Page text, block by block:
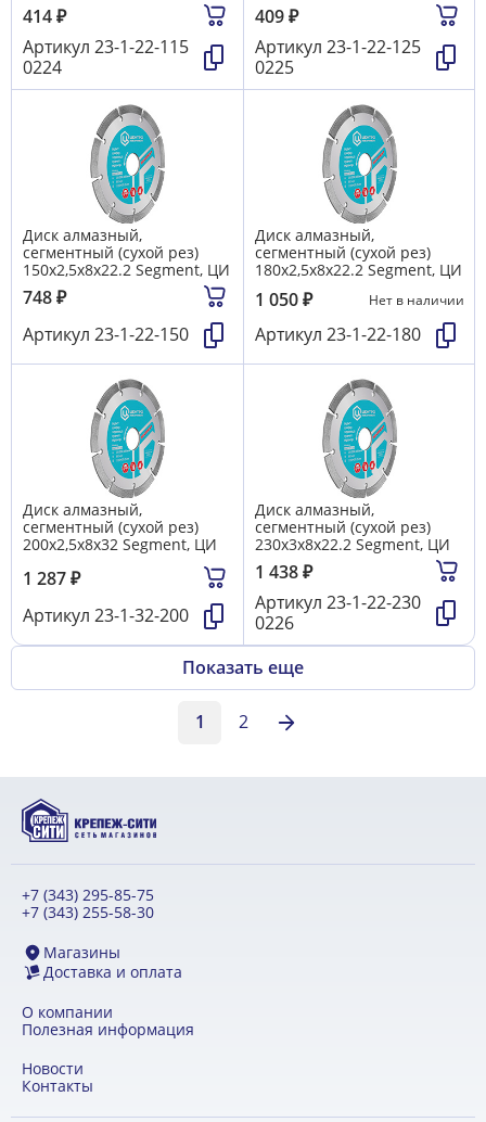
414₽
Артикул 23-1-22-115
0224
409₽
Артикул 23-1-22-125
0225
Диск алмазный,
сегментный (сухой рез)
150х2,5х8х22.2 Segment, ЦИ
748₽
Артикул 23-1-22-150
Диск алмазный,
сегментный (сухой рез)
180х2,5х8х22.2 Segment, ЦИ
1 050₽ Нет в наличии
Артикул 23-1-22-180
Диск алмазный,
сегментный (сухой рез)
200х2,5х8х32 Segment, ЦИ
1 287₽
Артикул 23-1-32-200
Диск алмазный,
сегментный (сухой рез)
230х3х8х22.2 Segment, ЦИ
1 438₽
Артикул 23-1-22-230
0226
Показать еще
1 2
+7 (343) 295-85-75
+7 (343) 255-58-30
Магазины
Доставка и оплата
О компании
Полезная информация
Новости
Контакты